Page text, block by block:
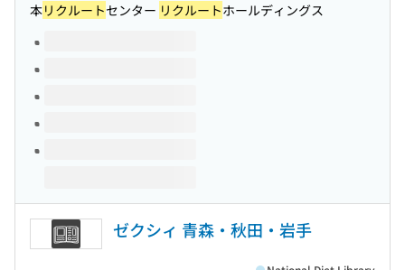
本リクルートセンター リクルートホールディングス
Volumes of this title
ゼクシィ 青森・秋田・岩手